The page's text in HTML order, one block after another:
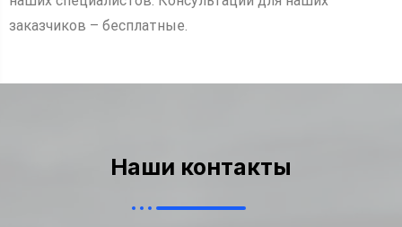
заказчиков – бесплатные.
Наши контакты